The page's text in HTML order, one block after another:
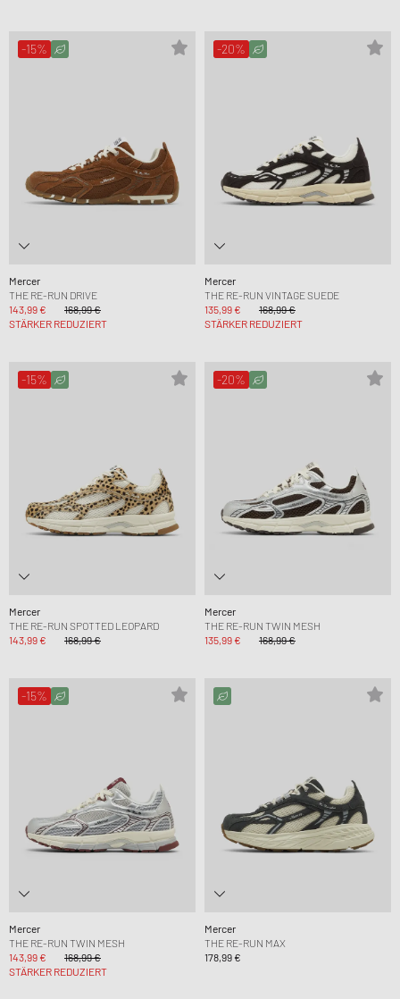
-15%
Mercer
THE RE-RUN DRIVE
143,99 €
168,99 €
STÄRKER REDUZIERT
-20%
Mercer
THE RE-RUN VINTAGE SUEDE
135,99 €
168,99 €
STÄRKER REDUZIERT
-15%
Mercer
THE RE-RUN SPOTTED LEOPARD
143,99 €
168,99 €
-20%
Mercer
THE RE-RUN TWIN MESH
135,99 €
168,99 €
-15%
Mercer
THE RE-RUN TWIN MESH
143,99 €
168,99 €
STÄRKER REDUZIERT
Mercer
THE RE-RUN MAX
178,99 €